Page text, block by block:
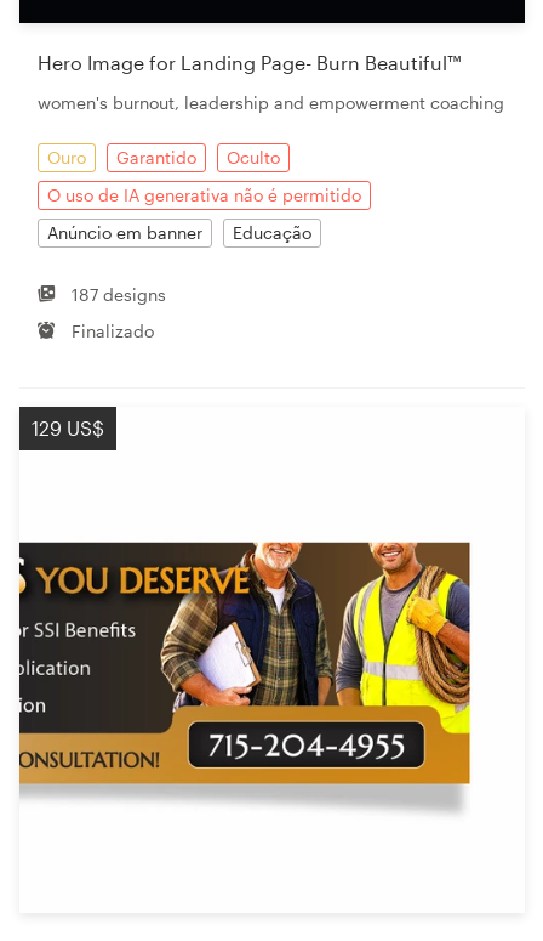
Hero Image for Landing Page- Burn Beautiful™
women's burnout, leadership and empowerment coaching
Ouro Garantido
Oculto
O uso de IA generativa não é permitido
Anúncio em banner
Educação
187 designs
Finalizado
129 US$